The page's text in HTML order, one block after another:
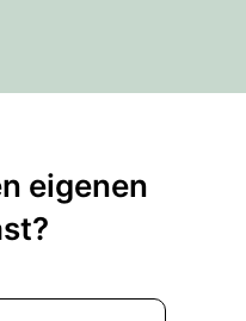
eigenen